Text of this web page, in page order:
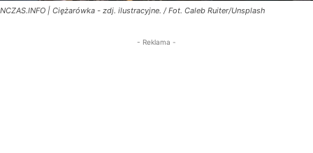
NCZAS.INFO | Ciężarówka - zdj. ilustracyjne. / Fot. Caleb Ruiter/Unsplash
- Reklama -